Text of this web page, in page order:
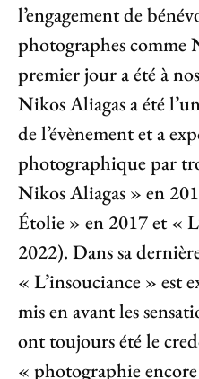
l’engagement de
photographes comme
premier jour a été à
Nikos Aliagas a été
de l’évènement et a
photographique par
Nikos Aliagas » en
Étolie » en 2017 et «
2022). Dans sa
« L’insouciance » est
mis en avant les
ont toujours été le
« photographie